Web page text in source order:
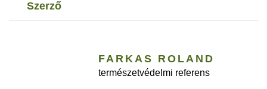
szerző
FARKAS ROLAND
természetvédelmi referens